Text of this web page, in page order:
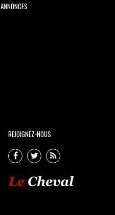
ANNONCES
REJOIGNEZ-NOUS